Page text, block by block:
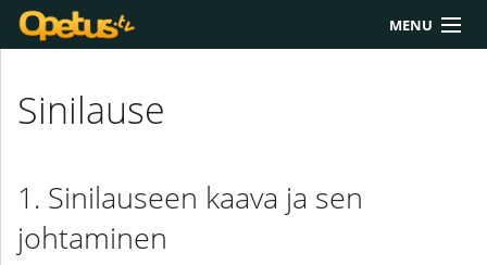
MENU
Lukio
Sinilause
Sinilauseen kaava ja sen
johtaminen